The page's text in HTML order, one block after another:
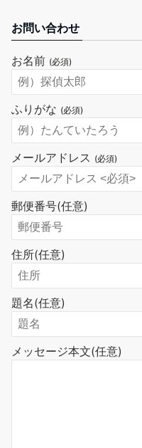
お問い合わせ
お名前 (必須)
ふりがな (必須)
メールアドレス (必須)
郵便番号(任意)
住所(任意)
題名(任意)
メッセージ本文(任意)